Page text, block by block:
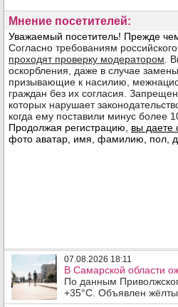
Мнение посетителей:
07.08.2026 18:11
В Самарской области
По данным
+35°C. Объявлен